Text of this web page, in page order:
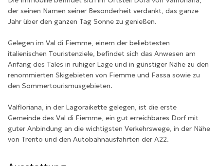
der seinen Namen seiner Besonderheit verdankt, das ganze
Jahr über den ganzen Tag Sonne zu genießen.
Gelegen im Val di Fiemme, einem der beliebtesten
italienischen Touristenziele, befindet sich das Anwesen am
Anfang des Tales in ruhiger Lage und in günstiger Nähe zu den
renommierten Skigebieten von Fiemme und Fassa sowie zu
den Sommertourismusgebieten.
Valfloriana, in der Lagoraikette gelegen, ist die erste
Gemeinde des Val di Fiemme, ein gut erreichbares Dorf mit
guter Anbindung an die wichtigsten Verkehrswege, in der Nähe
von Trento und den Autobahnausfahrten der A22.